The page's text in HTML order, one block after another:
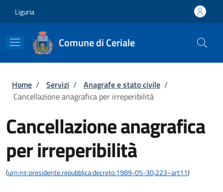
Liguria
Comune di Ceriale
Briciole di pane
Home / Servizi / Anagrafe e stato civile /
Cancellazione anagrafica per irreperibilità
Cancellazione anagrafica
per irreperibilità
(urn:nir:presidente.repubblica:decreto:1989-05-30;223~art11)